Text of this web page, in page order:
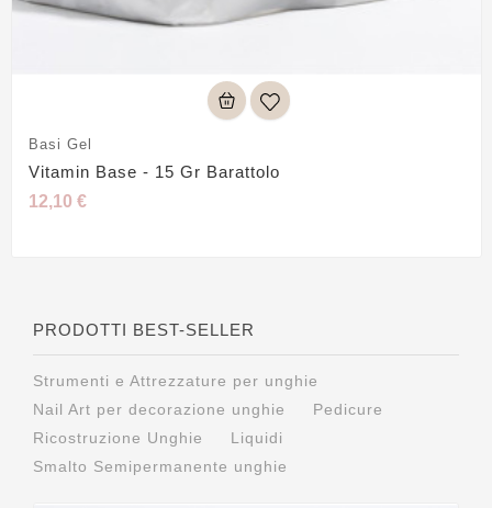
Basi Gel
Vitamin Base - 15 Gr Barattolo
12,10 €
PRODOTTI BEST-SELLER
Strumenti e Attrezzature per unghie
Nail Art per decorazione unghie
Pedicure
Ricostruzione Unghie
Liquidi
Smalto Semipermanente unghie